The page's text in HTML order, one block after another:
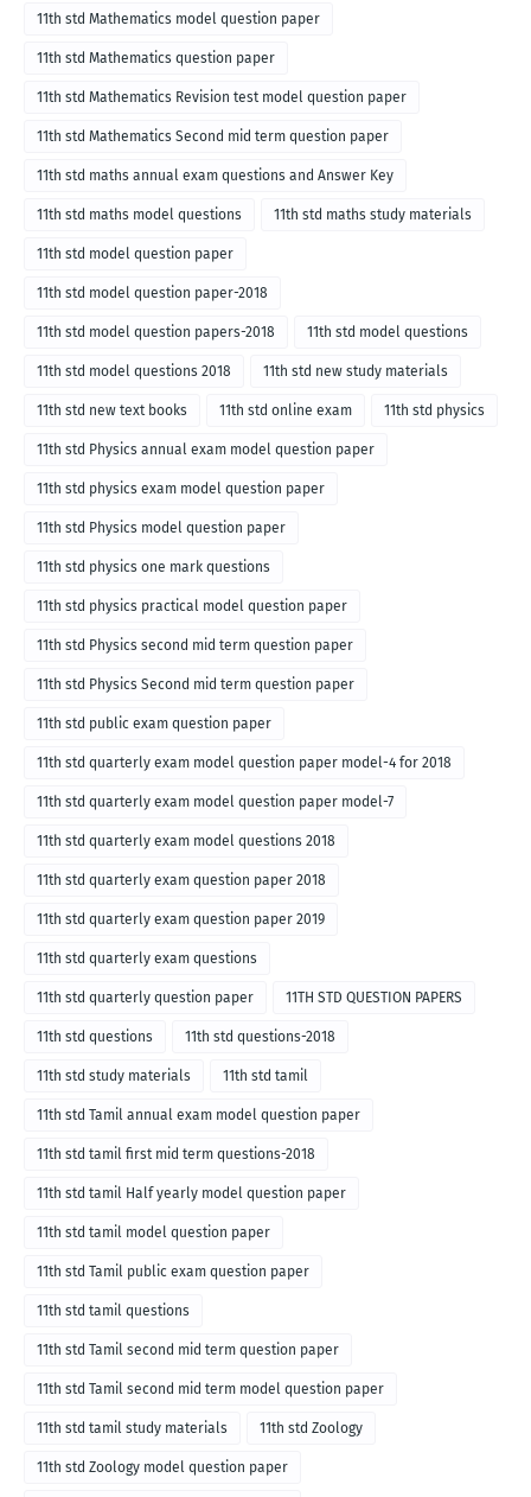
11th std Mathematics model question paper
11th std Mathematics question paper
11th std Mathematics Revision test model question paper
11th std Mathematics Second mid term question paper
11th std maths annual exam questions and Answer Key
11th std maths model questions 11th std maths study materials
11th std model question paper
11th std model question paper-2018
11th std model question papers-2018 11th std model questions
11th std model questions 2018 11th std new study materials
11th std new text books 11th std online exam 11th std physics
11th std Physics annual exam model question paper
11th std physics exam model question paper
11th std Physics model question paper
11th std physics one mark questions
11th std physics practical model question paper
11th std Physics second mid term question paper
11th std Physics Second mid term question paper
11th std public exam question paper
11th std quarterly exam model question paper model-4 for 2018
11th std quarterly exam model question paper model-7
11th std quarterly exam model questions 2018
11th std quarterly exam question paper 2018
11th std quarterly exam question paper 2019
11th std quarterly exam questions
11th std quarterly question paper 11TH STD QUESTION PAPERS
11th std questions 11th std questions-2018
11th std study materials 11th std tamil
11th std Tamil annual exam model question paper
11th std tamil first mid term questions-2018
11th std tamil Half yearly model question paper
11th std tamil model question paper
11th std Tamil public exam question paper
11th std tamil questions
11th std Tamil second mid term question paper
11th std Tamil second mid term model question paper
11th std tamil study materials 11th std Zoology
11th std Zoology model question paper